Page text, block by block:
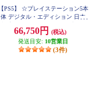
【PS5】 ☆プレイステーション5本
体 デジタル・エディション 日本
ト
66,750円
(税込)
発送目安: 10営業日
(3件)